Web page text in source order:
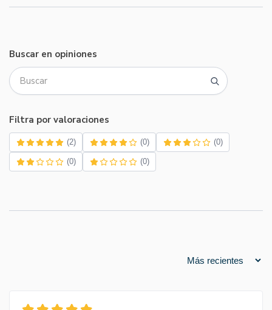
Buscar en opiniones
Filtra por valoraciones
(2) (0) (0)
(0) (0)